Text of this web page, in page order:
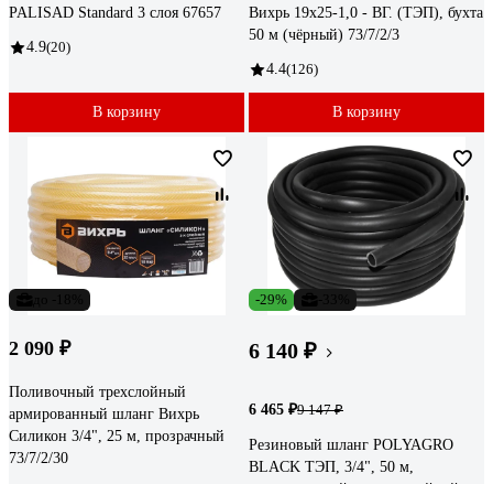
PALISAD Standard 3 слоя 67657
4.9(20)
В корзину
Вихрь 19х25-1,0 - ВГ. (ТЭП), бухта
50 м (чёрный) 73/7/2/3
4.4(126)
В корзину
2 090 ₽
Поливочный трехслойный
армированный шланг Вихрь
Силикон 3/4", 25 м, прозрачный
73/7/2/30
-29%
6 140 ₽
6 465 ₽9 147 ₽
Резиновый шланг POLYAGRO
BLACK ТЭП, 3/4", 50 м,